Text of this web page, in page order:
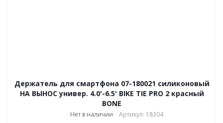
Держатель для смартфона 07-180021 силиконовый
НА ВЫНОС универ. 4.0'-6.5' BIKE TIE PRO 2 красный
BONE
Нет в наличии Артикул: 18304